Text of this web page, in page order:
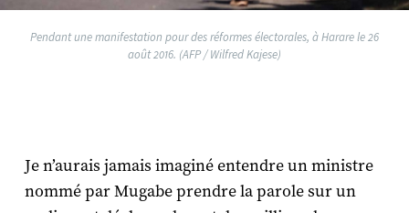
Pendant une manifestation pour des réformes électorales, à Harare le 26
août 2016. (AFP / Wilfred Kajese)
Je n’aurais jamais imaginé entendre un ministre
nommé par Mugabe prendre la parole sur un